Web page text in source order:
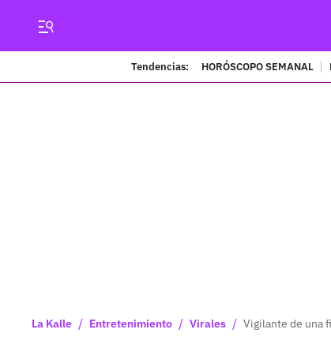
Tendencias: HORÓSCOPO SEMANAL
La Kalle / Entretenimiento / Virales / Vigilante de una